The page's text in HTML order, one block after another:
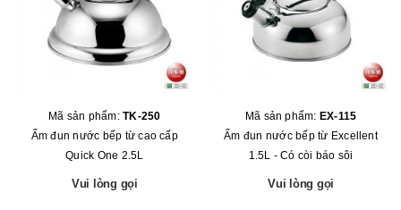
Mã sản phẩm:TK-250
Ấm đun nước bếp từ cao cấp
Quick One 2.5L
Vui lòng gọi
Mã sản phẩm: EX-115
Ấm đun nước bếp từ Excellent
1.5L - Có còi báo sôi
Vui lòng gọi